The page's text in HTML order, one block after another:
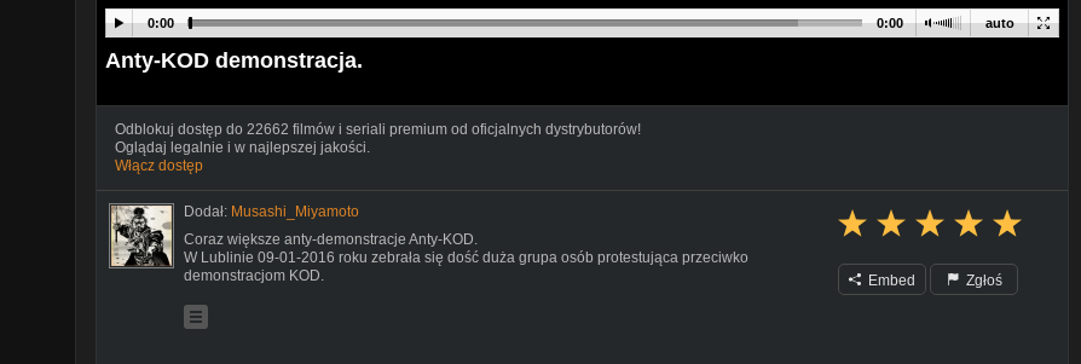
auto
0:00 0:00
Anty-KOD demonstracja.
Odblokuj dostęp do 22662 filmów i seriali premium od oficjalnych dystrybutorów!
Oglądaj legalnie i w najlepszej jakości.
Włącz dostęp
Dodał: Musashi_Miyamoto
Coraz większe anty-demonstracje Anty-KOD.
W Lublinie 09-01-2016 roku zebrała się dość duża grupa osób protestująca przeciwko
demonstracjom KOD.
Embed Zgłoś